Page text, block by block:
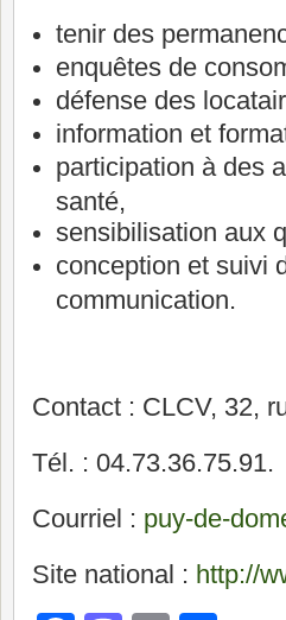
tenir des
enquêtes de
défense des
information et
participation à des
santé,
sensibilisation aux
conception et suivi
communication.
Contact : CLCV, 32,
Tél. : 04.73.36.75.91.
Courriel : puy-de-
Site national : http://